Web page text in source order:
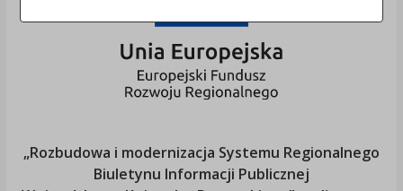
„Rozbudowa i modernizacja Systemu Regionalnego
Biuletynu Informacji Publicznej